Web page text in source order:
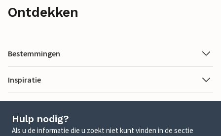
Ontdekken
Bestemmingen
Inspiratie
Hulp nodig?
Als u de informatie die u zoekt niet kunt vinden in de sectie